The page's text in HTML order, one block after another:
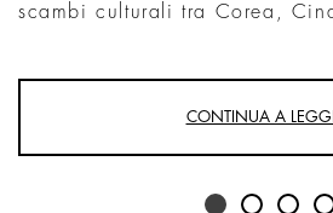
scambi culturali tra Corea,
CONTINUA A